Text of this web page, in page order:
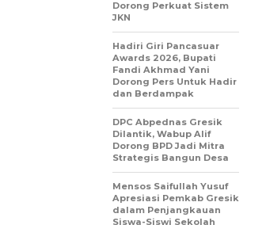
Dorong Perkuat Sistem
JKN
Hadiri Giri Pancasuar
Awards 2026, Bupati
Fandi Akhmad Yani
Dorong Pers Untuk Hadir
dan Berdampak
DPC Abpednas Gresik
Dilantik, Wabup Alif
Dorong BPD Jadi Mitra
Strategis Bangun Desa
Mensos Saifullah Yusuf
Apresiasi Pemkab Gresik
dalam Penjangkauan
Siswa-Siswi Sekolah